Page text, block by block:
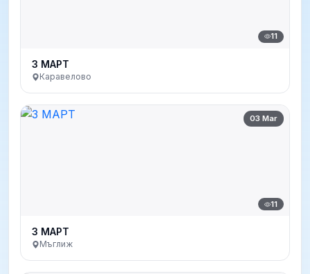
11
3 МАРТ
Каравелово
03 Mar
11
3 МАРТ
Мъглиж